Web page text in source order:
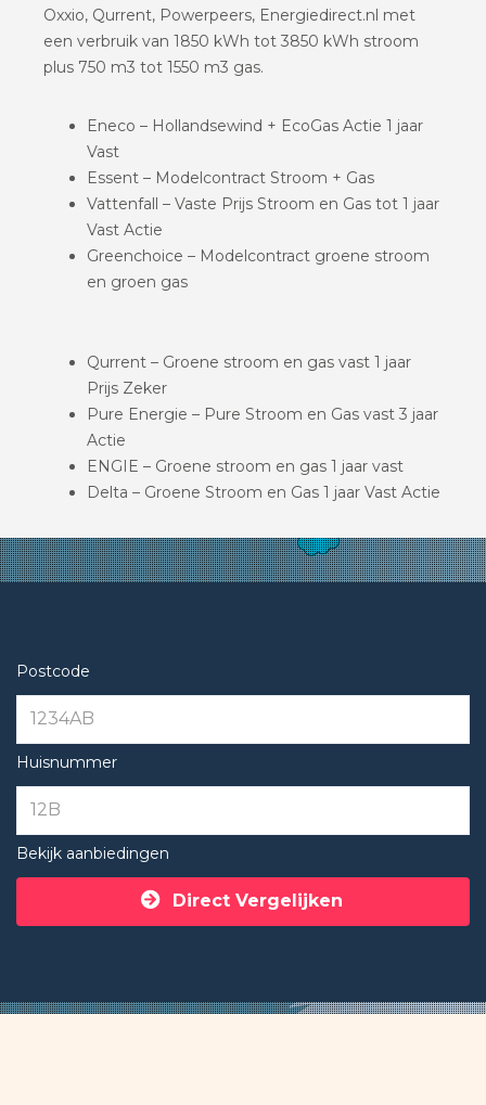
Oxxio, Qurrent, Powerpeers, Energiedirect.nl met
een verbruik van 1850 kWh tot 3850 kWh stroom
plus 750 m3 tot 1550 m3 gas.
Eneco – Hollandsewind + EcoGas Actie 1 jaar
Vast
Essent – Modelcontract Stroom + Gas
Vattenfall – Vaste Prijs Stroom en Gas tot 1 jaar
Vast Actie
Greenchoice – Modelcontract groene stroom
en groen gas
Qurrent – Groene stroom en gas vast 1 jaar
Prijs Zeker
Pure Energie – Pure Stroom en Gas vast 3 jaar
Actie
ENGIE – Groene stroom en gas 1 jaar vast
Delta – Groene Stroom en Gas 1 jaar Vast Actie
Postcode
Huisnummer
Bekijk aanbiedingen
Direct Vergelijken